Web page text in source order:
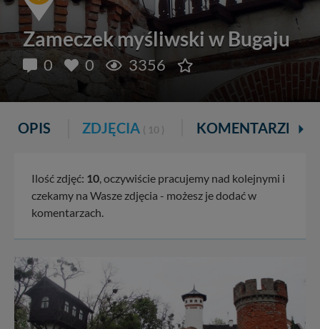
Zameczek myśliwski w Bugaju
0 0 3356
OPIS ZDJĘCIA ( 10 ) KOMENTARZE
Ilość zdjęć: 10, oczywiście pracujemy nad kolejnymi i
czekamy na Wasze zdjęcia - możesz je dodać w
komentarzach.